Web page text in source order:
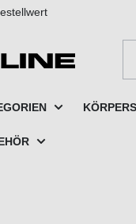
springen